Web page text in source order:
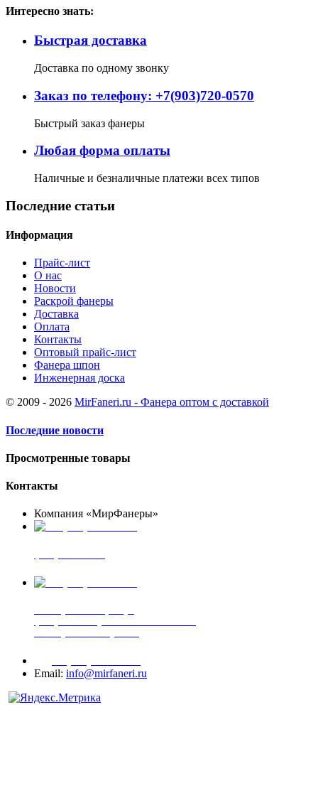
Интересно знать:
Быстрая доставка
Доставка по одному звонку
Заказ по телефону: +7(903)720-0570
Быстрый заказ фанеры
Любая форма оплаты
Наличные и безналичные платежи всех типов
Последние статьи
Информация
Прайс-лист
О нас
Новости
Раскрой фанеры
Доставка
Оплата
Контакты
Оптовый прайс-лист
Фанера шпон
Инженерная доска
© 2009 - 2026 MirFaneri.ru - Фанера оптом с доставкой
Последние новости
Просмотренные товары
Контакты
Компания «МирФанеры»
Email: info@mirfaneri.ru